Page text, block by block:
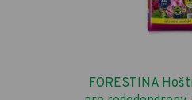
FORESTINA